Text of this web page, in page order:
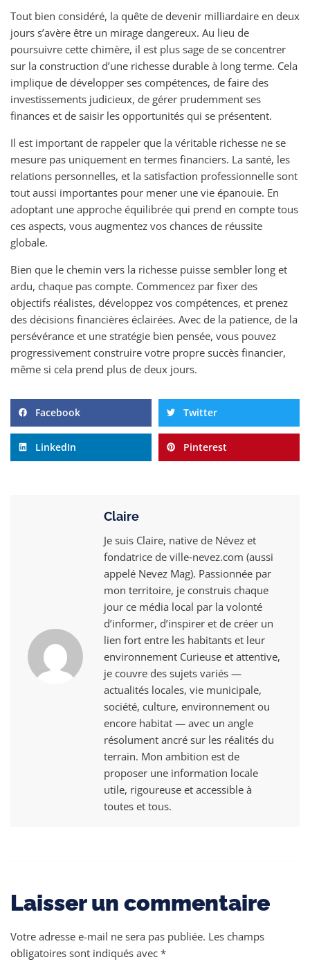
Tout bien considéré, la quête de devenir milliardaire en deux
jours s’avère être un mirage dangereux. Au lieu de
poursuivre cette chimère, il est plus sage de se concentrer
sur la construction d’une richesse durable à long terme. Cela
implique de développer ses compétences, de faire des
investissements judicieux, de gérer prudemment ses
finances et de saisir les opportunités qui se présentent.
Il est important de rappeler que la véritable richesse ne se
mesure pas uniquement en termes financiers. La santé, les
relations personnelles, et la satisfaction professionnelle sont
tout aussi importantes pour mener une vie épanouie. En
adoptant une approche équilibrée qui prend en compte tous
ces aspects, vous augmentez vos chances de réussite
globale.
Bien que le chemin vers la richesse puisse sembler long et
ardu, chaque pas compte. Commencez par fixer des
objectifs réalistes, développez vos compétences, et prenez
des décisions financières éclairées. Avec de la patience, de la
persévérance et une stratégie bien pensée, vous pouvez
progressivement construire votre propre succès financier,
même si cela prend plus de deux jours.
Facebook Twitter
LinkedIn Pinterest
Claire
Je suis Claire, native de Névez et
fondatrice de ville‑nevez.com (aussi
appelé Nevez Mag). Passionnée par
mon territoire, je construis chaque
jour ce média local par la volonté
d’informer, d’inspirer et de créer un
lien fort entre les habitants et leur
environnement Curieuse et attentive,
je couvre des sujets variés —
actualités locales, vie municipale,
société, culture, environnement ou
encore habitat — avec un angle
résolument ancré sur les réalités du
terrain. Mon ambition est de
proposer une information locale
utile, rigoureuse et accessible à
toutes et tous.
Laisser un commentaire
Votre adresse e-mail ne sera pas publiée. Les champs
obligatoires sont indiqués avec *